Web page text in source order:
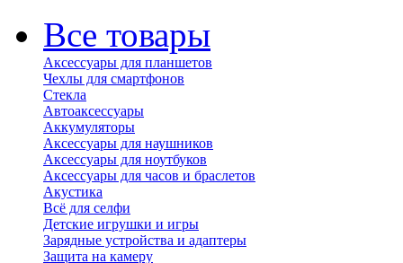
Все товары
Аксессуары для планшетов
Чехлы для смартфонов
Стекла
Автоаксессуары
Аккумуляторы
Аксессуары для наушников
Аксессуары для ноутбуков
Аксессуары для часов и браслетов
Акустика
Всё для селфи
Детские игрушки и игры
Зарядные устройства и адаптеры
Защита на камеру